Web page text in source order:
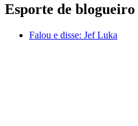
Esporte de blogueiro
Falou e disse: Jef Luka